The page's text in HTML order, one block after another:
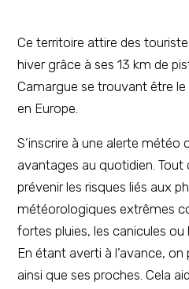
Ce territoire attire des
hiver grâce à ses 13 km de
Camargue se trouvant être
en Europe.
S’inscrire à une alerte météo
avantages au quotidien. Tout
prévenir les risques liés aux
météorologiques extrêmes
fortes pluies, les canicules ou
En étant averti à l’avance,
ainsi que ses proches. Cela